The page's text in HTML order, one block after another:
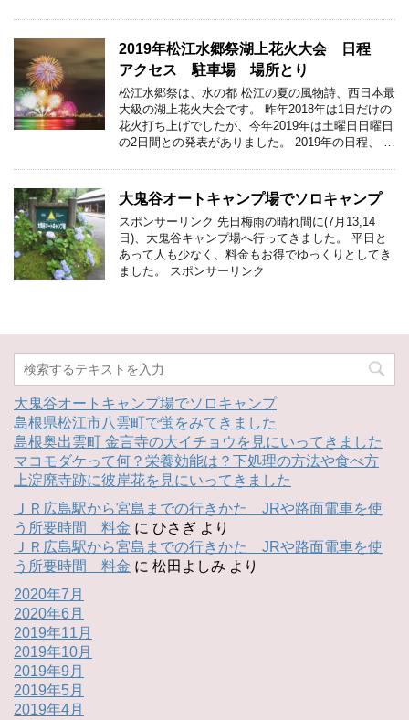
2019年松江水郷祭湖上花火大会 日程
アクセス 駐車場 場所とり
松江水郷祭は、水の都 松江の夏の風物詩、西日本最
大級の湖上花火大会です。 昨年2018年は1日だけの
花火打ち上げでしたが、今年2019年は土曜日日曜日
の2日間との発表がありました。 2019年の日程、 …
大鬼谷オートキャンプ場でソロキャンプ
スポンサーリンク 先日梅雨の晴れ間に(7月13,14
日)、大鬼谷キャンプ場へ行ってきました。 平日と
あって人も少なく、料金もお得でゆっくりとしてき
ました。 スポンサーリンク
大鬼谷オートキャンプ場でソロキャンプ
島根県松江市八雲町で蛍をみてきました
島根奥出雲町 金言寺の大イチョウを見にいってきました
マコモダケって何？栄養効能は？下処理の方法や食べ方
上淀廃寺跡に彼岸花を見にいってきました
ＪＲ広島駅から宮島までの行きかた JRや路面電車を使
う所要時間 料金 に ひさぎ より
ＪＲ広島駅から宮島までの行きかた JRや路面電車を使
う所要時間 料金 に 松田よしみ より
2020年7月
2020年6月
2019年11月
2019年10月
2019年9月
2019年5月
2019年4月